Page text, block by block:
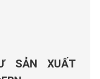
SẢN XUẤT